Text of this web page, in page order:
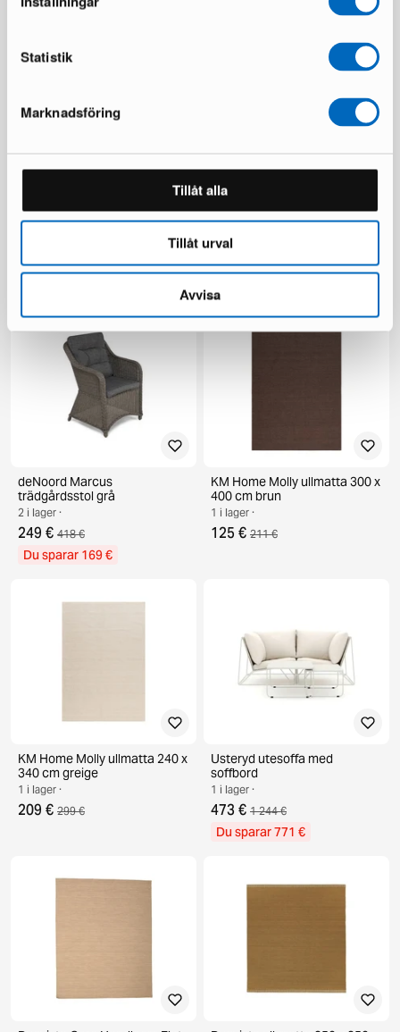
Statistik
Marknadsföring
Tillåt alla
Tillåt urval
Avvisa
1 i lager ·
set om 4 st
1 i lager ·
Du sparar 100 €
deNoord Marcus
trädgårdsstol grå
2 i lager ·
249 € 418 €
Du sparar 169 €
KM Home Molly ullmatta 300 x
400 cm brun
1 i lager ·
125 € 211 €
KM Home Molly ullmatta 240 x
340 cm greige
1 i lager ·
209 € 299 €
Usteryd utesoffa med
soffbord
1 i lager ·
473 € 1 244 €
Du sparar 771 €